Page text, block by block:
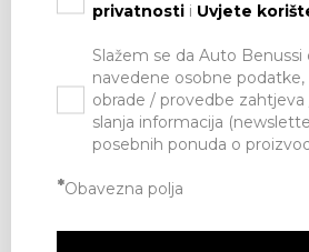
privatnosti i Uvjete
Slažem se da Auto Benussi
navedene osobne podatke,
obrade / provedbe zahtjeva
slanja informacija
posebnih ponuda o
*Obavezna polja